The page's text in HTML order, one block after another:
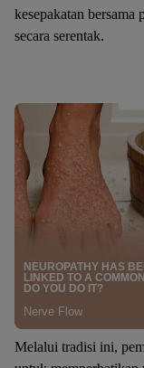
kesepakatan bersama
secara serentak.
Melalui tradisi ini,